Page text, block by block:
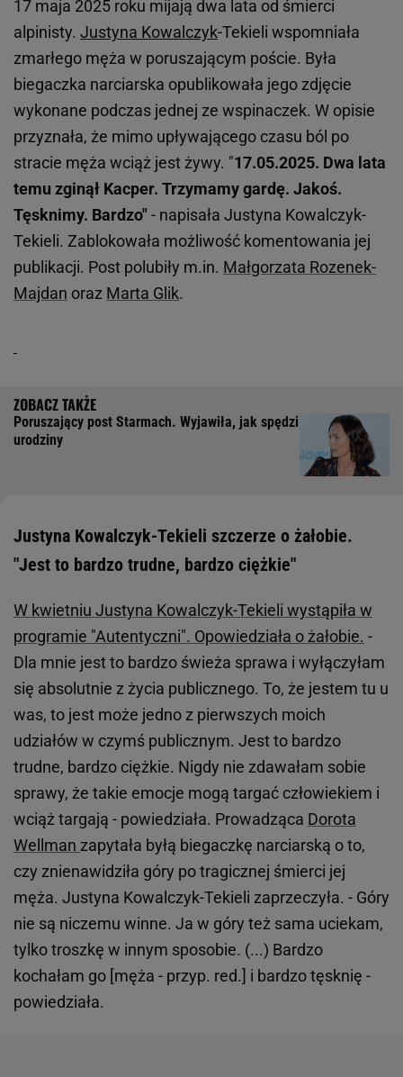
17 maja 2025 roku mijają dwa lata od śmierci
alpinisty. Justyna Kowalczyk-Tekieli wspomniała
zmarłego męża w poruszającym poście. Była
biegaczka narciarska opublikowała jego zdjęcie
wykonane podczas jednej ze wspinaczek. W opisie
przyznała, że mimo upływającego czasu ból po
stracie męża wciąż jest żywy. "17.05.2025. Dwa lata
temu zginął Kacper. Trzymamy gardę. Jakoś.
Tęsknimy. Bardzo" - napisała Justyna Kowalczyk-
Tekieli. Zablokowała możliwość komentowania jej
publikacji. Post polubiły m.in. Małgorzata Rozenek-
Majdan oraz Marta Glik.
Poruszający post Starmach. Wyjawiła, jak spędzi
urodziny
Justyna Kowalczyk-Tekieli szczerze o żałobie.
"Jest to bardzo trudne, bardzo ciężkie"
W kwietniu Justyna Kowalczyk-Tekieli wystąpiła w
programie "Autentyczni". Opowiedziała o żałobie. -
Dla mnie jest to bardzo świeża sprawa i wyłączyłam
się absolutnie z życia publicznego. To, że jestem tu u
was, to jest może jedno z pierwszych moich
udziałów w czymś publicznym. Jest to bardzo
trudne, bardzo ciężkie. Nigdy nie zdawałam sobie
sprawy, że takie emocje mogą targać człowiekiem i
wciąż targają - powiedziała. Prowadząca Dorota
Wellman zapytała byłą biegaczkę narciarską o to,
czy znienawidziła góry po tragicznej śmierci jej
męża. Justyna Kowalczyk-Tekieli zaprzeczyła. - Góry
nie są niczemu winne. Ja w góry też sama uciekam,
tylko troszkę w innym sposobie. (...) Bardzo
kochałam go [męża - przyp. red.] i bardzo tęsknię -
powiedziała.